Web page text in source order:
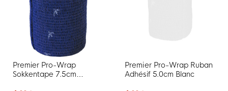
Premier Pro-Wrap
Sokkentape 7.5cm
Premier Pro-Wrap Ruban
Adhésif 5.0cm Blanc